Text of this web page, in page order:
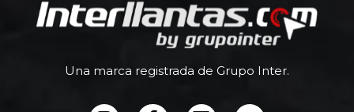
Una marca registrada de Grupo Inter.